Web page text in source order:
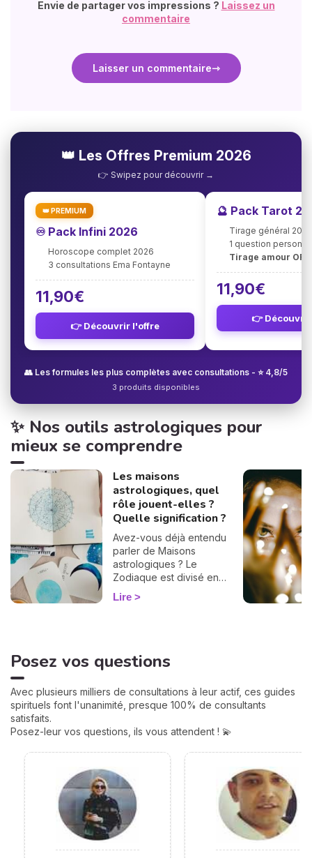
Envie de partager vos impressions ? Laissez un
commentaire
Laisser un commentaire
👑 Les Offres Premium 2026
👉 Swipez pour découvrir →
👑 PREMIUM
♾️ Pack Infini 2026
Horoscope complet 2026
3 consultations Ema Fontayne
11,90€
👉 Découvrir l'offre
🔮 Pack Tarot
Tirage général 2026
1 question
Tirage amour
11,90€
👉
👥 Les formules les plus complètes avec consultations - ⭐ 4,8/5
3 produits disponibles
✨ Nos outils astrologiques pour
mieux se comprendre
Les maisons
astrologiques, quel
rôle jouent-elles ?
Quelle signification ?
Avez-vous déjà entendu
parler de Maisons
astrologiques ? Le
Zodiaque est divisé en
douze Maisons et chacune
correspond à une sphère
naissance, elles jouent un
rôle très important pour
personnalité et votre avenir.
Voici leurs significations !
Lire
Posez vos questions
Avec plusieurs milliers de consultations à leur actif, ces guides
spirituels font l'unanimité, presque 100% de consultants
satisfaits.
Posez-leur vos questions, ils vous attendent ! 💫